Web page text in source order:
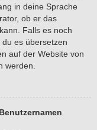
in deine Sprache
ob er das
Falls es noch
es übersetzen
auf der Website von
werden.